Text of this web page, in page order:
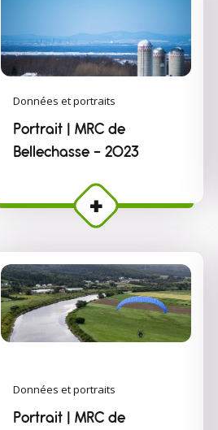
Données et portraits
Portrait | MRC de
Bellechasse - 2023
Données et portraits
Portrait | MRC de